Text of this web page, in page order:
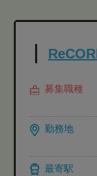
募集職種
勤務地
最寄駅